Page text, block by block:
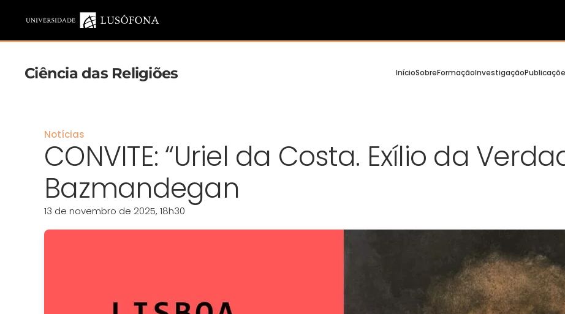
Ciência das Religiões InícioSobreFormaçãoInvestigação
Notícias
CONVITE: “Uriel da Costa. Exílio da
Bazmandegan
13 de novembro de 2025, 18h30